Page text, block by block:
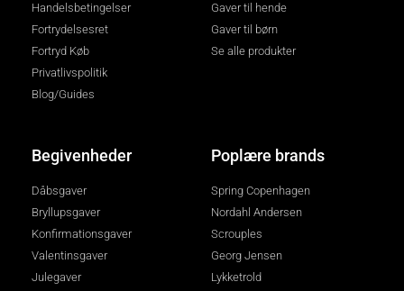
Handelsbetingelser
Fortrydelsesret
Fortryd Køb
Privatlivspolitik
Blog/Guides
Gaver til hende
Gaver til børn
Se alle produkter
Begivenheder
Dåbsgaver
Bryllupsgaver
Konfirmationsgaver
Valentinsgaver
Julegaver
Poplære brands
Spring Copenhagen
Nordahl Andersen
Scrouples
Georg Jensen
Lykketrold